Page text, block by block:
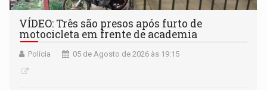
VÍDEO: Três são presos após furto de
motocicleta em frente de academia
Polícia 05 de Agosto de 2026 às 19:15